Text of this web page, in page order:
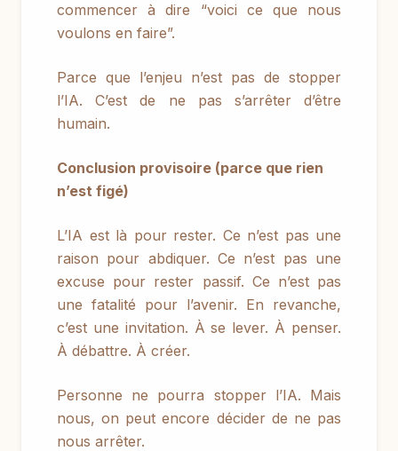
commencer à dire “voici ce que nous
voulons en faire”.
Parce que l’enjeu n’est pas de stopper
l’IA. C’est de ne pas s’arrêter d’être
humain.
Conclusion provisoire (parce que rien
n’est figé)
L’IA est là pour rester. Ce n’est pas une
raison pour abdiquer. Ce n’est pas une
excuse pour rester passif. Ce n’est pas
une fatalité pour l’avenir. En revanche,
c’est une invitation. À se lever. À penser.
À débattre. À créer.
Personne ne pourra stopper l’IA. Mais
nous, on peut encore décider de ne pas
nous arrêter.